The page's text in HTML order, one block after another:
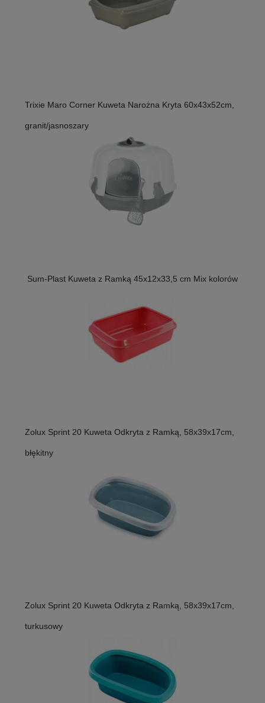
Trixie Maro Corner Kuweta Narożna Kryta 60x43x52cm,
granit/jasnoszary
Sum-Plast Kuweta z Ramką 45x12x33,5 cm Mix kolorów
Zolux Sprint 20 Kuweta Odkryta z Ramką, 58x39x17cm,
błękitny
Zolux Sprint 20 Kuweta Odkryta z Ramką, 58x39x17cm,
turkusowy